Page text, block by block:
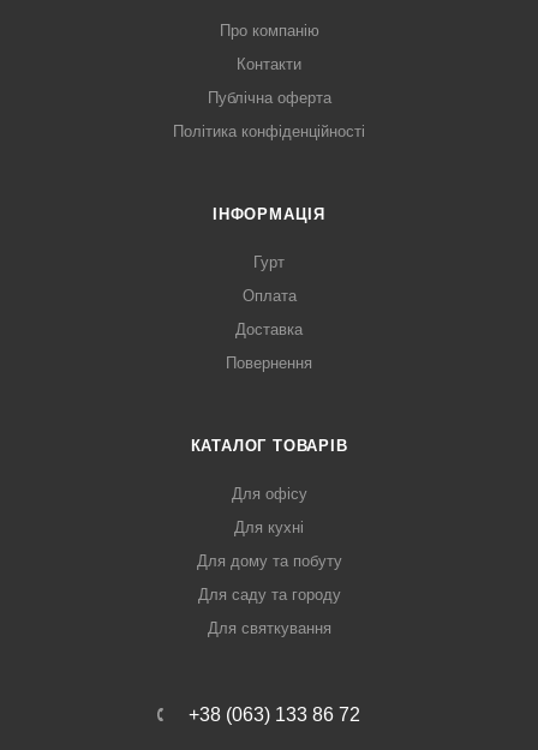
Про компанію
Контакти
Публічна оферта
Політика конфіденційності
ІНФОРМАЦІЯ
Гурт
Оплата
Доставка
Повернення
КАТАЛОГ ТОВАРІВ
Для офісу
Для кухні
Для дому та побуту
Для саду та городу
Для святкування
+38 (063) 133 86 72